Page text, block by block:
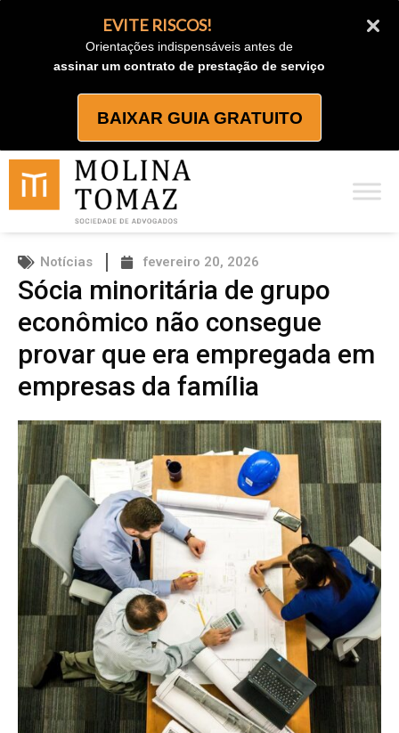
EVITE RISCOS!
Orientações indispensáveis antes de
assinar um contrato de prestação de serviço
BAIXAR GUIA GRATUITO
Notícias fevereiro 20, 2026
Sócia minoritária de grupo
econômico não consegue
provar que era empregada em
empresas da família